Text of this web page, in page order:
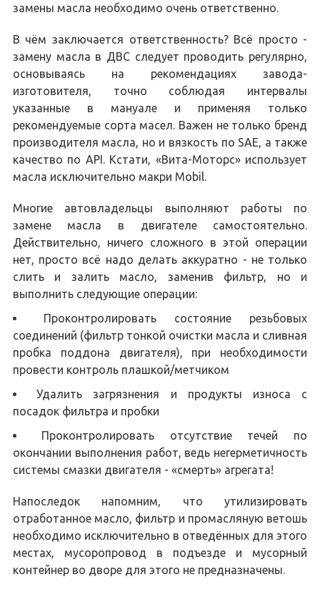
замены масла необходимо очень ответственно.
В чём заключается ответственность? Всё просто -
замену масла в ДВС следует проводить регулярно,
основываясь на рекомендациях завода-
изготовителя, точно соблюдая интервалы
указанные в мануале и применяя только
рекомендуемые сорта масел. Важен не только бренд
производителя масла, но и вязкость по SAE, а также
качество по API. Кстати, «Вита-Моторс» использует
масла исключительно макри Mobil.
Многие автовладельцы выполняют работы по
замене масла в двигателе самостоятельно.
Действительно, ничего сложного в этой операции
нет, просто всё надо делать аккуратно - не только
слить и залить масло, заменив фильтр, но и
выполнить следующие операции:
Проконтролировать состояние резьбовых
соединений (фильтр тонкой очистки масла и сливная
пробка поддона двигателя), при необходимости
провести контроль плашкой/метчиком
Удалить загрязнения и продукты износа с
посадок фильтра и пробки
Проконтролировать отсутствие течей по
окончании выполнения работ, ведь негерметичность
системы смазки двигателя - «смерть» агрегата!
Напоследок напомним, что утилизировать
отработанное масло, фильтр и промасляную ветошь
необходимо исключительно в отведённых для этого
местах, мусоропровод в подъезде и мусорный
контейнер во дворе для этого не предназначены.